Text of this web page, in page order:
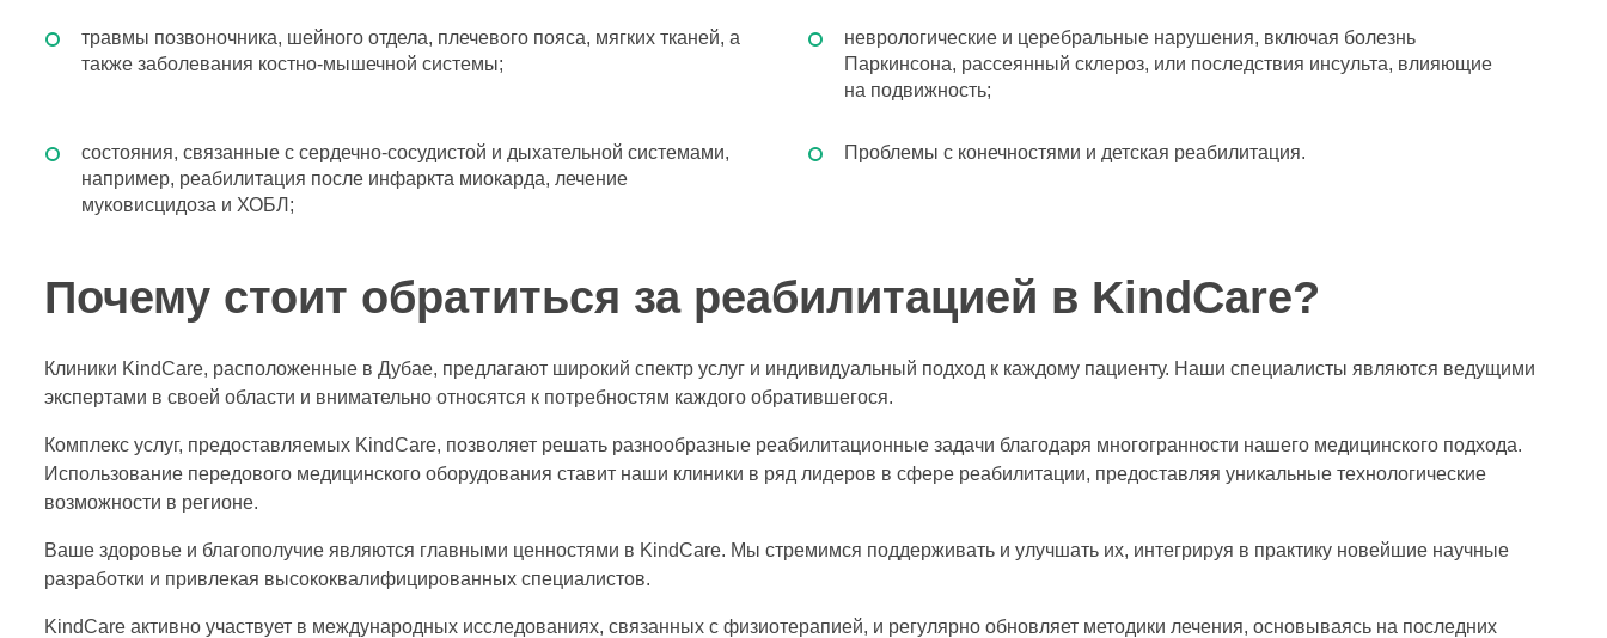
травмы позвоночника, шейного отдела, плечевого пояса, мягких тканей, а
также заболевания костно-мышечной системы;
неврологические и церебральные нарушения, включая болезнь
Паркинсона, рассеянный склероз, или последствия инсульта, влияющие
на подвижность;
состояния, связанные с сердечно-сосудистой и дыхательной системами,
например, реабилитация после инфаркта миокарда, лечение
муковисцидоза и ХОБЛ;
Проблемы с конечностями и детская реабилитация.
Почему стоит обратиться за реабилитацией в KindCare?
Клиники KindCare, расположенные в Дубае, предлагают широкий спектр услуг и индивидуальный подход к каждому пациенту. Наши специалисты являются ведущими
экспертами в своей области и внимательно относятся к потребностям каждого обратившегося.
Комплекс услуг, предоставляемых KindCare, позволяет решать разнообразные реабилитационные задачи благодаря многогранности нашего медицинского подхода.
Использование передового медицинского оборудования ставит наши клиники в ряд лидеров в сфере реабилитации, предоставляя уникальные технологические
возможности в регионе.
Ваше здоровье и благополучие являются главными ценностями в KindCare. Мы стремимся поддерживать и улучшать их, интегрируя в практику новейшие научные
разработки и привлекая высококвалифицированных специалистов.
KindCare активно участвует в международных исследованиях, связанных с физиотерапией, и регулярно обновляет методики лечения, основываясь на последних